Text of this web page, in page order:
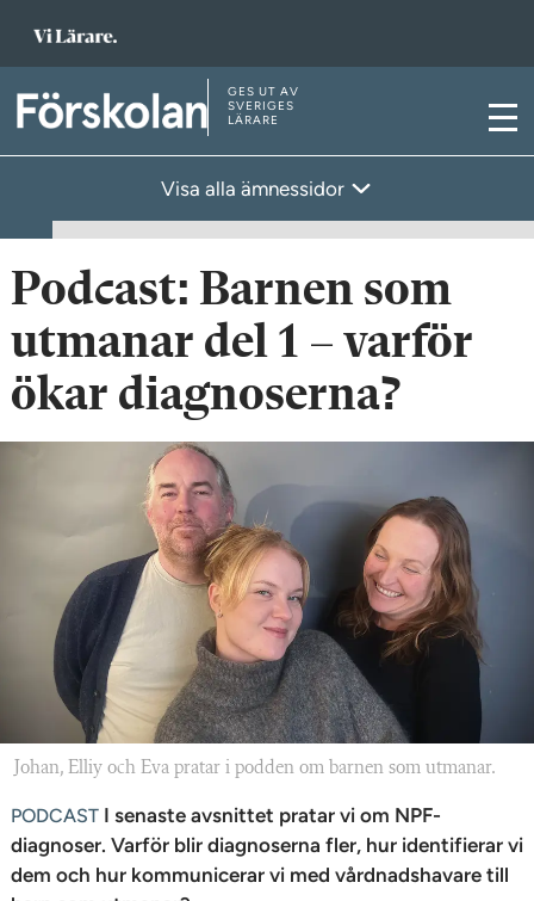
l
s
a
i
d
T
i
s
t
a
r
s
GES UT AV
SVERIGES
LÄRARE
M
Visa alla ämnessidor
Podcast: Barnen som
utmanar del 1 – varför
ökar diagnoserna?
Johan, Elliy och Eva pratar i podden om barnen som utmanar.
PODCAST I senaste avsnittet pratar vi om NPF-
diagnoser. Varför blir diagnoserna fler, hur identifierar vi
dem och hur kommunicerar vi med vårdnadshavare till